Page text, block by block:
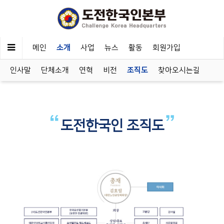
메인 소개 사업 뉴스 활동 회원가입
인사말 단체소개 연혁 비전 조직도 찾아오시는길
도전한국인 조직도